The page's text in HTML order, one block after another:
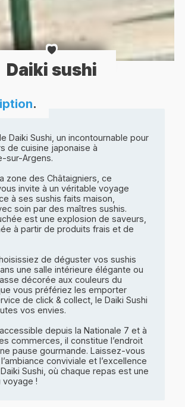
Daiki sushi
.
Daiki Sushi, un incontournable pour
de cuisine japonaise à
sur-Argens.
zone des Châtaigniers, ce
invite à un véritable voyage
à ses sushis faits maison,
soin par des maîtres sushis.
est une explosion de saveurs,
à partir de produits frais et de
de déguster vos sushis
une salle intérieure élégante ou
décorée aux couleurs du
vous préfériez les emporter
de click & collect, le Daiki Sushi
vos envies.
depuis la Nationale 7 et à
commerces, il constitue l’endroit
pause gourmande. Laissez-vous
conviviale et l’excellence
Sushi, où chaque repas est une
voyage !